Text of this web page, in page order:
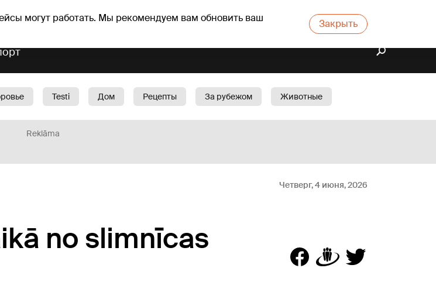
могут работать. Мы рекомендуем вам обновить ваш
Закрыть
Гороскопы
Testi Дом Рецепты За рубежом
Животные
Reklāma
Четверг, 4 июня, 2026
no slimnīcas